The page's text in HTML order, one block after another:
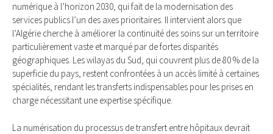
numérique à l’horizon 2030, qui fait de la modernisation des
services publics l’un des axes prioritaires. Il intervient alors que
l’Algérie cherche à améliorer la continuité des soins sur un territoire
particulièrement vaste et marqué par de fortes disparités
géographiques. Les wilayas du Sud, qui couvrent plus de 80 % de la
superficie du pays, restent confrontées à un accès limité à certaines
spécialités, rendant les transferts indispensables pour les prises en
charge nécessitant une expertise spécifique.
La numérisation du processus de transfert entre hôpitaux devrait